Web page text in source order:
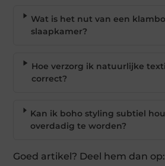
Wat is het nut van een
slaapkamer?
Hoe verzorg ik natuurlijke
correct?
Kan ik boho styling subtiel
overdadig te worden?
Goed artikel? Deel hem dan op: